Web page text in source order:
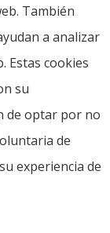
También
a analizar
Estas cookies
su
de optar por no
de
experiencia de